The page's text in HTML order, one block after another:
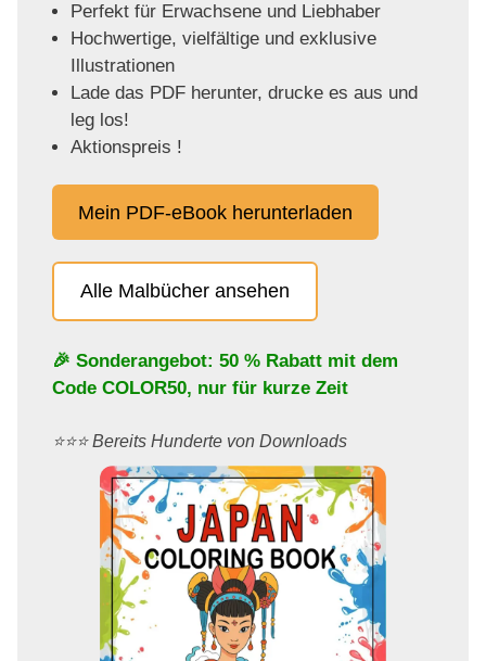
Perfekt für Erwachsene und Liebhaber
Hochwertige, vielfältige und exklusive
Illustrationen
Lade das PDF herunter, drucke es aus und
leg los!
Aktionspreis !
Mein PDF-eBook herunterladen
Alle Malbücher ansehen
🎉 Sonderangebot: 50 % Rabatt mit dem
Code COLOR50, nur für kurze Zeit
⭐️⭐️⭐️ Bereits Hunderte von Downloads